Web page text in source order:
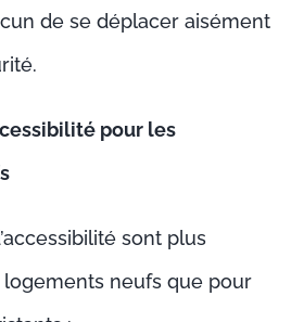
de se déplacer aisément
pour les
sont plus
neufs que pour